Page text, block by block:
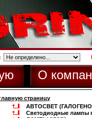
О
страницу
АВТОСВЕТ
Светодиодные лампы